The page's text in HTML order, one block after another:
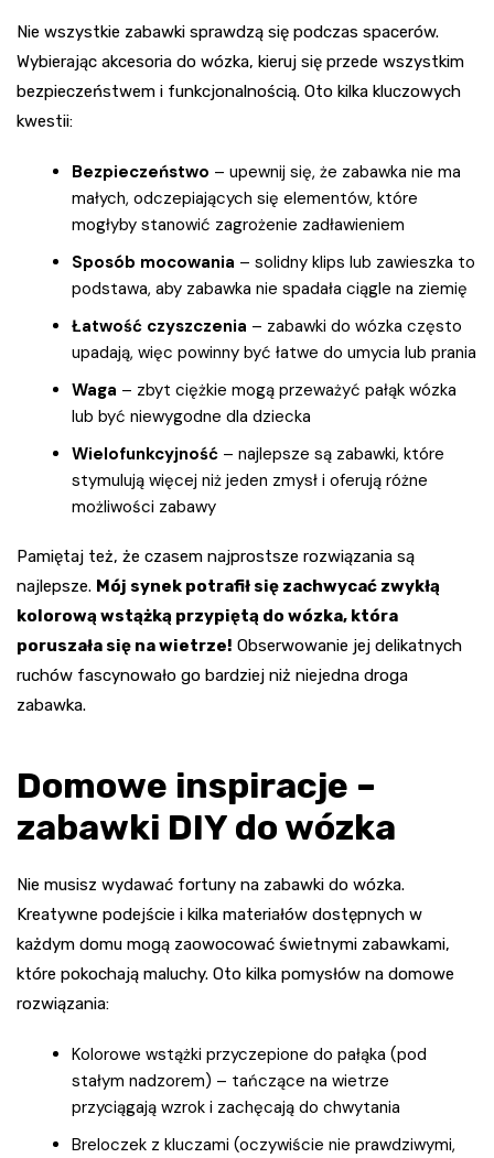
Nie wszystkie zabawki sprawdzą się podczas spacerów.
Wybierając akcesoria do wózka, kieruj się przede wszystkim
bezpieczeństwem i funkcjonalnością. Oto kilka kluczowych
kwestii:
Bezpieczeństwo – upewnij się, że zabawka nie ma
małych, odczepiających się elementów, które
mogłyby stanowić zagrożenie zadławieniem
Sposób mocowania – solidny klips lub zawieszka to
podstawa, aby zabawka nie spadała ciągle na ziemię
Łatwość czyszczenia – zabawki do wózka często
upadają, więc powinny być łatwe do umycia lub prania
Waga – zbyt ciężkie mogą przeważyć pałąk wózka
lub być niewygodne dla dziecka
Wielofunkcyjność – najlepsze są zabawki, które
stymulują więcej niż jeden zmysł i oferują różne
możliwości zabawy
Pamiętaj też, że czasem najprostsze rozwiązania są
najlepsze. Mój synek potrafił się zachwycać zwykłą
kolorową wstążką przypiętą do wózka, która
poruszała się na wietrze! Obserwowanie jej delikatnych
ruchów fascynowało go bardziej niż niejedna droga
zabawka.
Domowe inspiracje –
zabawki DIY do wózka
Nie musisz wydawać fortuny na zabawki do wózka.
Kreatywne podejście i kilka materiałów dostępnych w
każdym domu mogą zaowocować świetnymi zabawkami,
które pokochają maluchy. Oto kilka pomysłów na domowe
rozwiązania:
Kolorowe wstążki przyczepione do pałąka (pod
stałym nadzorem) – tańczące na wietrze
przyciągają wzrok i zachęcają do chwytania
Breloczek z kluczami (oczywiście nie prawdziwymi,